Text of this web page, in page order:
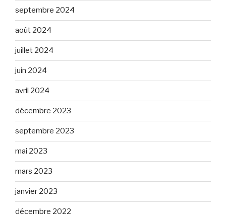
septembre 2024
août 2024
juillet 2024
juin 2024
avril 2024
décembre 2023
septembre 2023
mai 2023
mars 2023
janvier 2023
décembre 2022